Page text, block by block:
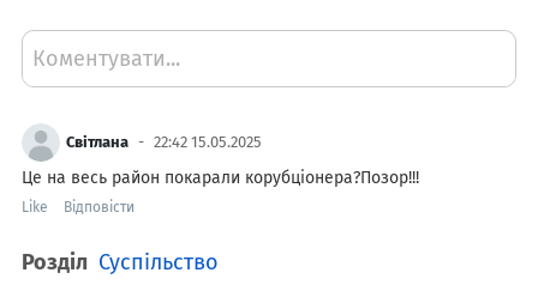
Коментувати...
Світлана 22:42 15.05.2025
Це на весь район покарали корубціонера?Позор!!!
Like Відповісти
Розділ Суспільство